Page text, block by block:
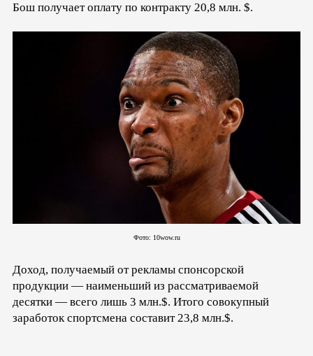
Бош получает оплату по контракту 20,8 млн. $.
Фото: 10wow.ru
Доход, получаемый от рекламы спонсорской
продукции — наименьший из рассматриваемой
десятки — всего лишь 3 млн.$. Итого совокупный
заработок спортсмена составит 23,8 млн.$.